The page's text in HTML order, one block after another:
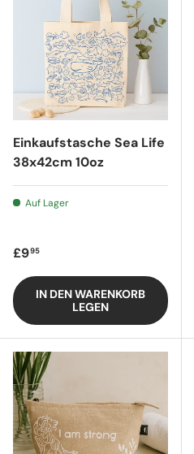
Einkaufstasche Sea Life
38x42cm 10oz
Auf Lager
Regulärer Preis
£995
IN DEN WARENKORB
LEGEN